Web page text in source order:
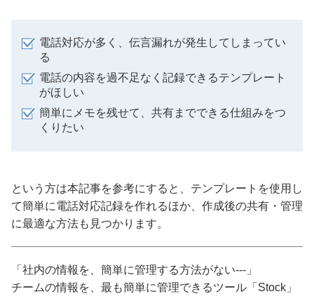
電話対応が多く、伝言漏れが発生してしまってい
る
電話の内容を過不足なく記録できるテンプレート
がほしい
簡単にメモを残せて、共有までできる仕組みをつ
くりたい
という方は本記事を参考にすると、テンプレートを使用し
て簡単に電話対応記録を作れるほか、作成後の共有・管理
に最適な方法も見つかります。
「社内の情報を、簡単に管理する方法がない---」
チームの情報を、最も簡単に管理できるツール「Stock」